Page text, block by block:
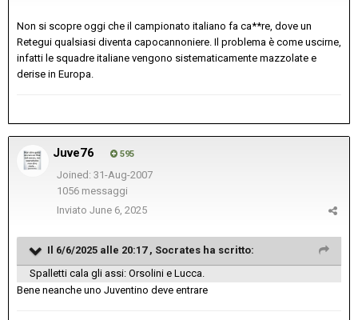
Non si scopre oggi che il campionato italiano fa ca**re, dove un
Retegui qualsiasi diventa capocannoniere. Il problema è come uscirne,
infatti le squadre italiane vengono sistematicamente mazzolate e
derise in Europa.
Juve76 595
Joined: 31-Aug-2007
1056 messaggi
Inviato June 6, 2025
Il 6/6/2025 alle 20:17 , Socrates ha scritto:
Spalletti cala gli assi: Orsolini e Lucca.
Bene neanche uno Juventino deve entrare